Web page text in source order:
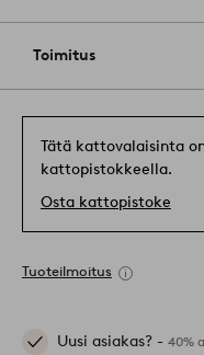
Toimitus
Tätä kattovalaisinta
kattopistokkeella.
Osta kattopistoke
Tuoteilmoitus
Uusi asiakas? - 40%